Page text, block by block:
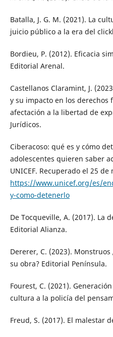
Batalla, J. G. M. (2021). La
juicio público a la era del
Bordieu, P. (2012). Eficacia
Editorial Arenal.
Castellanos Claramint, J.
y su impacto en los derechos
afectación a la libertad de
Jurídicos.
Ciberacoso: qué es y cómo
adolescentes quieren saber
UNICEF. Recuperado el 25
https://www.unicef.org/es/
y-como-detenerlo
De Tocqueville, A. (2017). La
Editorial Alianza.
Dererer, C. (2023).
su obra? Editorial Península.
Fourest, C. (2021).
cultura a la policía del
Freud, S. (2017). El malestar